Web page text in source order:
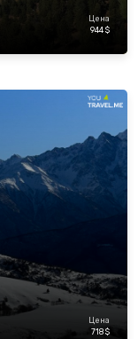
Цена
944 $
Цена
718 $